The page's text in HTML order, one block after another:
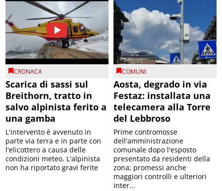
CRONACA
Scarica di sassi sul
Breithorn, tratto in
salvo alpinista ferito a
una gamba
L'intervento è avvenuto in
parte via terra e in parte con
l'elicottero a causa delle
condizioni meteo. L'alpinista
non ha riportato gravi ferite
COMUNI
Aosta, degrado in via
Festaz: installata una
telecamera alla Torre
del Lebbroso
Prime contromosse
dell'amministrazione
comunale dopo l'esposto
presentato da residenti della
zona; promessi anche
maggiori controlli e ulteriori
inter...